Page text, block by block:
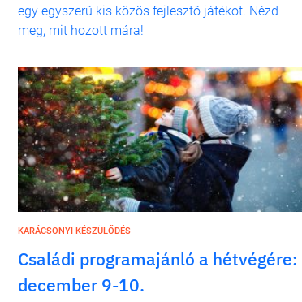
egy egyszerű kis közös fejlesztő játékot. Nézd
meg, mit hozott mára!
KARÁCSONYI KÉSZÜLŐDÉS
Családi programajánló a hétvégére:
december 9-10.